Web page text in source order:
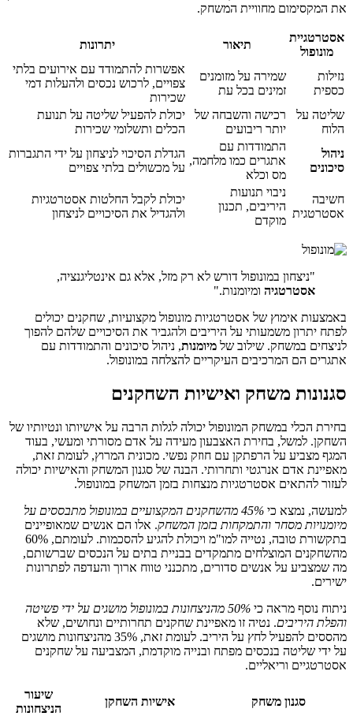
את המקסימום מחוויית המשחק.
אסטרטגיית
מונופול
תיאור יתרונות
נזילות
כספית
שמירה על מזומנים
זמינים בכל עת
אפשרות להתמודד עם אירועים בלתי
צפויים, לרכוש נכסים ולהעלות דמי
שכירות
שליטה על
הלוח
רכישה והשבחה של
יותר ריבועים
יכולת להפעיל שליטה על תנועת
הכלים ותשלומי שכירות
ניהול
סיכונים
התמודדות עם
אתגרים כמו מלחמה,
מס וכלא
הגדלת הסיכוי לניצחון על ידי התגברות
על מכשולים בלתי צפויים
חשיבה
אסטרטגית
ניבוי תנועות
היריבים, תכנון
מוקדם
יכולת לקבל החלטות אסטרטגיות
ולהגדיל את הסיכויים לניצחון
"ניצחון במונופול דורש לא רק מזל, אלא גם אינטליגנציה,
אסטרטגיה ומיומנות."
באמצעות אימוץ של אסטרטגיות מונופול מקצועיות, שחקנים יכולים
לפתח יתרון משמעותי על היריבים ולהגביר את הסיכויים שלהם להפוך
לניצחים במשחק. שילוב של מיומנות, ניהול סיכונים והתמודדות עם
אתגרים הם המרכיבים העיקריים להצלחה במונופול.
סגנונות משחק ואישיות השחקנים
בחירת הכלי במשחק המונופול יכולה לגלות הרבה על אישיותו ונטיותיו של
השחקן. למשל, בחירת האצבעון מעידה על אדם מסורתי ומעשי, בעוד
המגף מצביע על הרפתקן עם חוזק נפשי. מכונית המרוץ, לעומת זאת,
מאפיינת אדם אנרגטי ותחרותי. הבנה של סגנון המשחק והאישיות יכולה
לעזור להתאים אסטרטגיות מנצחות בזמן המשחק במונופול.
למעשה, נמצא כי
45% מהשחקנים המקצועיים במונופול מתבססים על
מיומנויות מסחר והתמקחות בזמן המשחק. אלו הם אנשים שמאופיינים
בתקשורת טובה, נטייה למו"מ ויכולת להגיע להסכמות. לעומתם, 60%
מהשחקנים המוצלחים מתמקדים בבניית בתים על הנכסים שברשותם,
מה שמצביע על אנשים סדורים, מתכנני טווח ארוך והעדפה לפתרונות
ישירים.
ניתוח נוסף מראה כי
50% מהניצחונות במונופול מושגים על ידי פשיטה
והפלת היריבים. נטיה זו מאפיינת שחקנים תחרותיים ונחושים, שלא
מהססים להפעיל לחץ על היריב. לעומת זאת, 35% מהניצחונות מושגים
על ידי שליטה בנכסים מפתח ובנייה מוקדמת, המצביעה על שחקנים
אסטרטגיים וריאליים.
סגנון משחק אישיות השחקן
שיעור
הניצחונות